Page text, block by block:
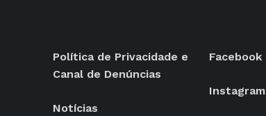
Política de Privacidade e
Canal de Denúncias
Notícias
Facebook
Instagram